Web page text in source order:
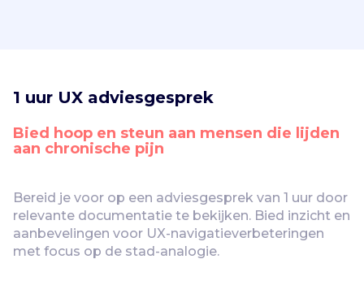
1 uur UX adviesgesprek
Bied hoop en steun aan mensen die lijden
aan chronische pijn
Bereid je voor op een adviesgesprek van 1 uur door
relevante documentatie te bekijken. Bied inzicht en
aanbevelingen voor UX-navigatieverbeteringen
met focus op de stad-analogie.